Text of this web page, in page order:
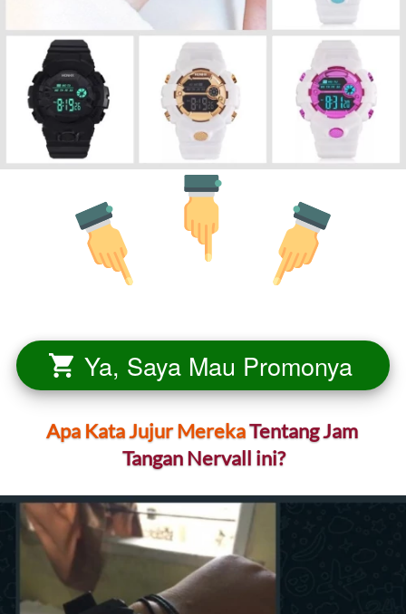
` Ya, Saya Mau Promonya
Apa Kata Jujur Mereka Tentang Jam
Tangan Nervall ini?